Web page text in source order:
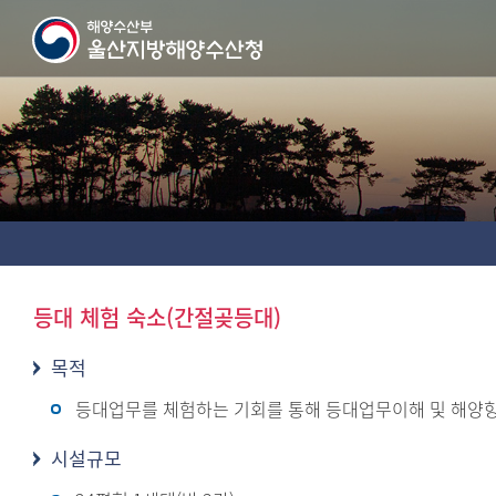
등대 체험 숙소(간절곶등대)
목적
등대업무를 체험하는 기회를 통해 등대업무이해 및 해양
시설규모